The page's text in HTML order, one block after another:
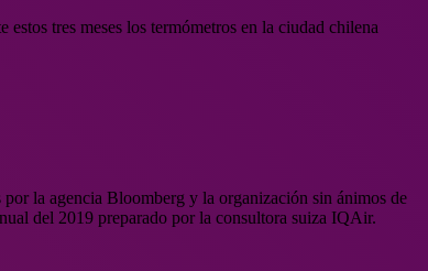
tres meses los termómetros en la ciudad chilena
la agencia Bloomberg y la organización sin ánimos de
del 2019 preparado por la consultora suiza IQAir.